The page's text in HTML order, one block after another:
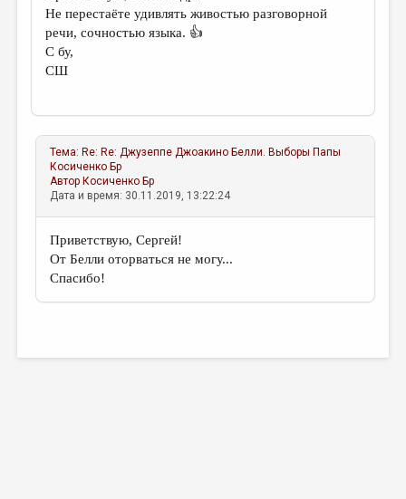
Не перестаёте удивлять живостью разговорной
речи, сочностью языка. 👍
С бу,
СШ
Тема: Re: Re: Джузеппе Джоакино Белли. Выборы Папы
Косиченко Бр
Автор Косиченко Бр
Дата и время: 30.11.2019, 13:22:24
Приветствую, Сергей!
От Белли оторваться не могу...
Спасибо!